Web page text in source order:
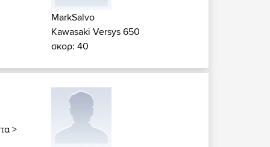
MarkSalvo
Kawasaki Versys 650
σκορ: 40
>